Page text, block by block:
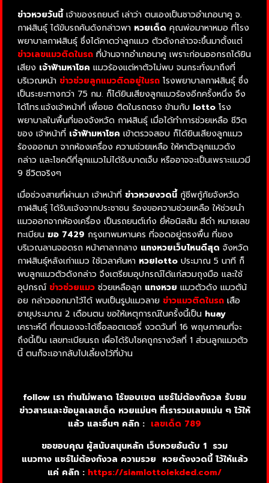
ข่าวหวยวันนี้ เจ้าของรถยนต์ เล่าว่า ตนเองเป็นชาวอำเภอนาคู จ.
กาฬสินธุ์ ได้ขับรถคันดังกล่าวพา หวยเด็ด คุณพ่อมาหาหมอ ที่โรง
พยาบาลกาฬสินธุ์ ซึ่งได้คาดว่าลูกแมว ตัวดังกล่าวจะขึ้นมาตั้งแต่
ข่าวเลขแมวติดในรถ ที่บ้านจากอำเภอนาคู เพราะก่อนออกรถได้ยิน
เสียง เจ้าฟ้ามหาโชค แมวร้องแต่หาตัวไม่พบ จนกระทั่งมาถึงที่
บริเวณหน้า ข่าวช่วยลูกแมวติดอยู่ในรถ โรงพยาบาลกาฬสินธุ์ ซึ่ง
เป็นระยะทางกว่า 75 กม. ก็ได้ยินเสียงลูกแมวร้องอีกครั้งหนึ่ง จึง
ได้โทร.แจ้งเจ้าหน้าที่ เพื่อขอ ติดในรถตรง ข้ามกับ lotto โรง
พยาบาลในพื้นที่ของจังหวัด กาฬสินธุ์ เมื่อได้ทำการช่วยเหลือ ชีวิต
ของ เจ้าหน้าที่ เจ้าฟ้ามหาโชค เข้าตรวจสอบ ก็ได้ยินเสียงลูกแมว
ร้องออกมา จากห้องเครื่อง ความช่วยเหลือ ให้หาตัวลูกแมวดัง
กล่าว และโชคดีที่ลูกแมวไม่ได้รับบาดเจ็บ หรืออาจจะเป็นเพราะแมวมี
9 ชีวิตจริงๆ
เมื่อช่วงสายที่ผ่านมา เจ้าหน้าที่ ข่าวหวยงวดนี้ กู้ชีพกู้ภัยจังหวัด
กาฬสินธุ์ ได้รับแจ้งจากประชาชน ร้องขอความช่วยเหลือ ให้ช่วยนำ
แมวออกจากห้องเครื่อง เป็นรถยนต์เก๋ง ยี่ห้อนิสสัน สีดำ หมายเลข
ทะเบียน ฆอ 7429 กรุงเทพมหานคร ที่จอดอยู่ตรงพื้น ที่ของ
บริเวณลานจอดรถ หน้าศาลากลาง แทงหวยเว็บไหนดีสุด จังหวัด
กาฬสินธุ์หลังเก่าแมว ใช้เวลาค้นหา หวยlotto ประมาณ 5 นาที ก็
พบลูกแมวตัวดังกล่าว จึงเตรียมอุปกรณ์ได้แก่สวมถุงมือ และใช้
อุปกรณ์ ข่าวช่วยแมว ช่วยเหลือลูก แทงหวย แมวตัวดัง แมวตัน้
อย กล่าวออกมาไว้ได้ พบเป็นรูปแมวลาย ข่าวแมวติดในรถ เสือ
อายุประมาณ 2 เดือนตน ขอให้เหตุการณ์ในครั้งนี้เป็น huay
เคราะห์ดี ที่ตนเองจะได้ซื้อลอตเตอรี่ งวดวันที่ 16 พฤษภาคมที่จะ
ถึงนี้เป็น เลขทะเบียนรถ เผื่อได้รับโชคถูกรางวัลที่ 1 ส่วนลูกแมวตัว
นี้ ตนก็จะเอากลับไปเลี้ยงไว้ที่บ้าน
follow เรา ท่านไม่พลาด ไร้ขอบเขต แชร์ไม่ต้องกังวล รับชม
ข่าวสารและข้อมูลเลขเด็ด หวยแม่นๆ ที่เรารวมเลขแม่น ๆ ไว้ให้
แล้ว และอื่นๆ คลิก : เลขเด็ด 789
ขอขอบคุณ ผู้สนับสนุนหลัก เว็บหวยอันดับ 1 รวม
แนวทาง แชร์ไม่ต้องกังวล ความรวย หวยดังงวดนี้ ไว้ให้แล้ว
แค่ คลิก : https://siamlottolekded.com/